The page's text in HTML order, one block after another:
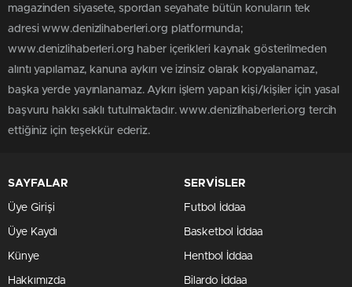
magazinden siyasete, spordan seyahate bütün konuların tek
adresi www.denizlihaberleri.org platformunda;
www.denizlihaberleri.org haber içerikleri kaynak gösterilmeden
alıntı yapılamaz, kanuna aykırı ve izinsiz olarak kopyalanamaz,
başka yerde yayınlanamaz. Aykırı işlem yapan kişi/kişiler için yasal
başvuru hakkı saklı tutulmaktadır. www.denizlihaberleri.org tercih
ettiğiniz için teşekkür ederiz.
SAYFALAR
Üye Girişi
Üye Kaydı
Künye
Hakkımızda
SERVİSLER
Futbol İddaa
Basketbol İddaa
Hentbol İddaa
Bilardo İddaa